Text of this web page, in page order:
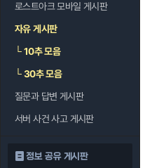
로스트아크 모바일 게시판
자유 게시판
└10추 모음
└30추 모음
질문과 답변 게시판
서버 사건 사고 게시판
정보 공유 게시판